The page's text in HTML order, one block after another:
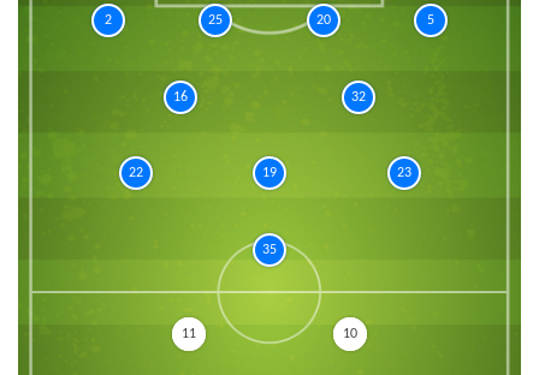
2 25 20 5
16 32
22 19 23
35
10
11